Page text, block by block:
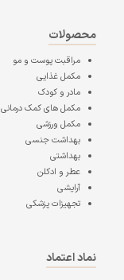
محصولات
مراقبت پوست و مو
مکمل غذایی
مادر و کودک
مکمل های کمک درمانی
مکمل ورزشی
بهداشت جنسی
بهداشتی
عطر و ادکلن
آرایشی
تجهیزات پزشکی
نماد اعتماد